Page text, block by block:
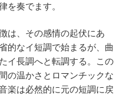
を奏でます。
は、その感情の起伏にあ
的なイ短調で始まるが、曲
イ長調へと転調する。この
の温かさとロマンチックな
楽は必然的に元の短調に戻